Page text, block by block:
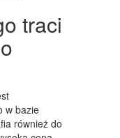
traci
w bazie
również do